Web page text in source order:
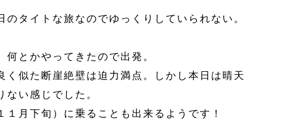
タイトな旅なのでゆっくりしていられない。
とかやってきたので出発。
似た断崖絶壁は迫力満点。しかし本日は晴天
い感じでした。
月下旬）に乗ることも出来るようです！